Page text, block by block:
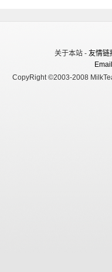
关于本站 - 友情链
CopyRight ©2003-2008